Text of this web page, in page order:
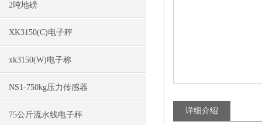
2吨地磅
XK3150(C)电子秤
xk3150(W)电子称
NS1-750kg压力传感器
75公斤流水线电子秤 详细介绍